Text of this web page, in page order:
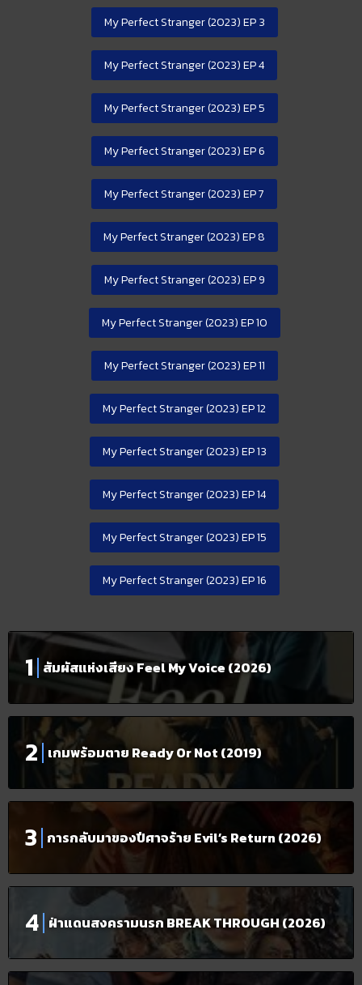
My Perfect Stranger (2023) EP 3
My Perfect Stranger (2023) EP 4
My Perfect Stranger (2023) EP 5
My Perfect Stranger (2023) EP 6
My Perfect Stranger (2023) EP 7
My Perfect Stranger (2023) EP 8
My Perfect Stranger (2023) EP 9
My Perfect Stranger (2023) EP 10
My Perfect Stranger (2023) EP 11
My Perfect Stranger (2023) EP 12
My Perfect Stranger (2023) EP 13
My Perfect Stranger (2023) EP 14
My Perfect Stranger (2023) EP 15
My Perfect Stranger (2023) EP 16
สัมผัสแห่งเสียง Feel My Voice (2026)
เกมพร้อมตาย Ready Or Not (2019)
การกลับมาของปีศาจร้าย Evil’s Return (2026)
ฝ่าแดนสงครามนรก BREAK THROUGH (2026)